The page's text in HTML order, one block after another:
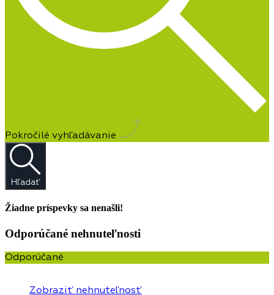
Pokročilé vyhľadávanie
Hľadať
Žiadne príspevky sa nenašli!
Odporúčané nehnuteľnosti
Odporúčané
Zobraziť nehnuteľnosť